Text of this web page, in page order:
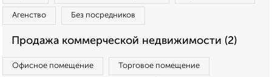
Агенство Без посредников
Продажа коммерческой недвижимости (2)
Офисное помещение Торговое помещение